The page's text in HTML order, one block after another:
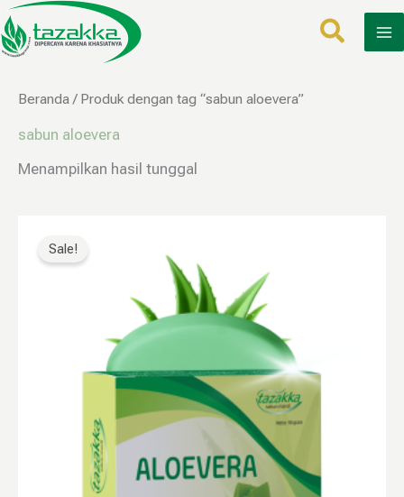
Lewati
ke
konten
Beranda / Produk dengan tag “sabun aloevera”
sabun aloevera
Menampilkan hasil tunggal
Sale!
ini
adalah:
Rp12.500.